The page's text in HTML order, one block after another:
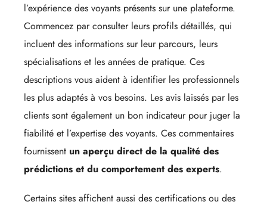
l’expérience des voyants présents sur une plateforme.
Commencez par consulter leurs profils détaillés, qui
incluent des informations sur leur parcours, leurs
spécialisations et les années de pratique. Ces
descriptions vous aident à identifier les professionnels
les plus adaptés à vos besoins. Les avis laissés par les
clients sont également un bon indicateur pour juger la
fiabilité et l’expertise des voyants. Ces commentaires
fournissent un aperçu direct de la qualité des
prédictions et du comportement des experts.
Certains sites affichent aussi des certifications ou des